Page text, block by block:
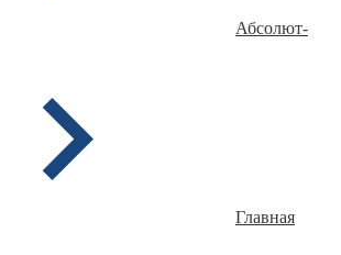
Абсолют-
Главная